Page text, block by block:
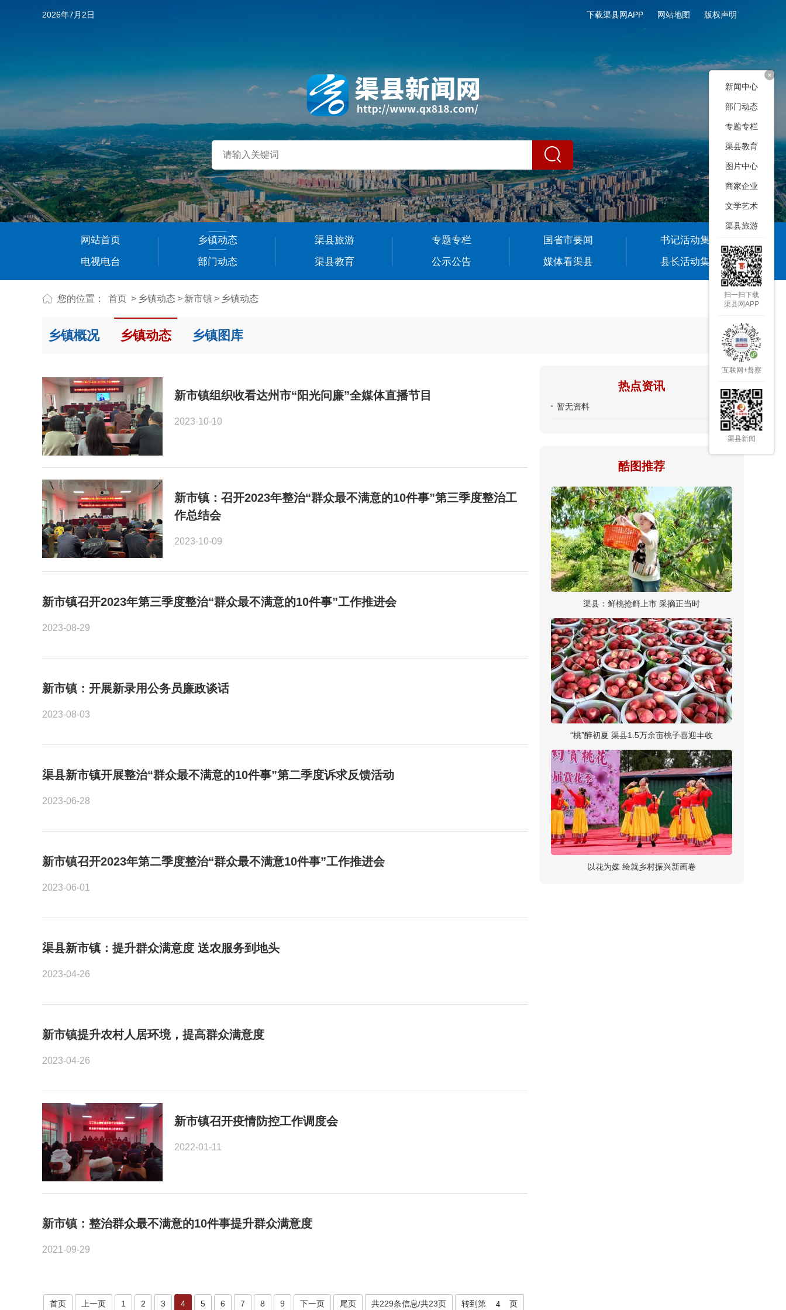
下载渠县网APP 网站地图 版权声明
2026年7月2日
网站首页 乡镇动态 渠县旅游 专题专栏 国省市要闻
书记活动集
电视电台
部门动态 渠县教育 公示公告 媒体看渠县 县长活动集
您的位置： 首页 > 乡镇动态> 新市镇> 乡镇动态
乡镇概况 乡镇动态 乡镇图库
热点资讯
暂无资料
酷图推荐
渠县：鲜桃抢鲜上市 采摘正当时
“桃”醉初夏 渠县1.5万余亩桃子喜迎丰收
以花为媒 绘就乡村振兴新画卷
新市镇组织收看达州市“阳光问廉”全媒体直播节目
2023-10-10
新市镇：召开2023年整治“群众最不满意的10件事”第三季度整治工
作总结会
2023-10-09
新市镇召开2023年第三季度整治“群众最不满意的10件事”工作推进会
2023-08-29
新市镇：开展新录用公务员廉政谈话
2023-08-03
渠县新市镇开展整治“群众最不满意的10件事”第二季度诉求反馈活动
2023-06-28
新市镇召开2023年第二季度整治“群众最不满意10件事”工作推进会
2023-06-01
渠县新市镇：提升群众满意度 送农服务到地头
2023-04-26
新市镇提升农村人居环境，提高群众满意度
2023-04-26
新市镇召开疫情防控工作调度会
2022-01-11
新市镇：整治群众最不满意的10件事提升群众满意度
2021-09-29
首页 上一页 1 2 3 4 5 6 7 8 9 下一页 尾页 共229条信息/共23页 转到第 页
+
新闻中心
部门动态
专题专栏
渠县教育
图片中心
商家企业
文学艺术
渠县旅游
扫一扫下载
渠县网APP
互联网+督察
渠县新闻